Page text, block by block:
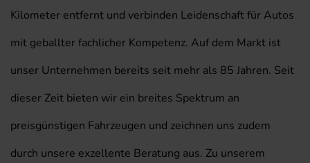
Kilometer entfernt und verbinden Leidenschaft für Autos
mit geballter fachlicher Kompetenz. Auf dem Markt ist
unser Unternehmen bereits seit mehr als 85 Jahren. Seit
dieser Zeit bieten wir ein breites Spektrum an
preisgünstigen Fahrzeugen und zeichnen uns zudem
durch unsere exzellente Beratung aus. Zu unserem